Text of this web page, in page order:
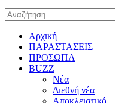
Αρχική
ΠΑΡΑΣΤΑΣΕΙΣ
ΠΡΟΣΩΠΑ
BUZZ
Νέα
Διεθνή νέα
Αποκλειστικό